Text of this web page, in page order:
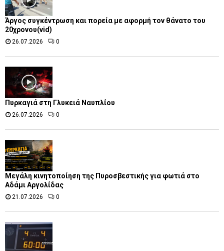
Άργος συγκέντρωση και πορεία με αφορμή τον θάνατο του
20χρονου(vid)
26.07.2026 0
Πυρκαγιά στη Γλυκειά Ναυπλίου
26.07.2026 0
Μεγάλη κινητοποίηση της Πυροσβεστικής για φωτιά στο
Αδάμι Αργολίδας
21.07.2026 0